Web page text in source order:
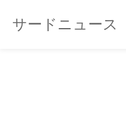
サードニュース